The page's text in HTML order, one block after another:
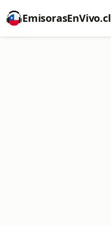
EmisorasEnVivo.cl